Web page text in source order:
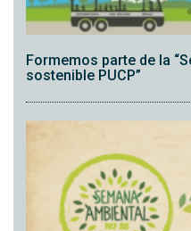
Formemos parte de la
sostenible PUCP”